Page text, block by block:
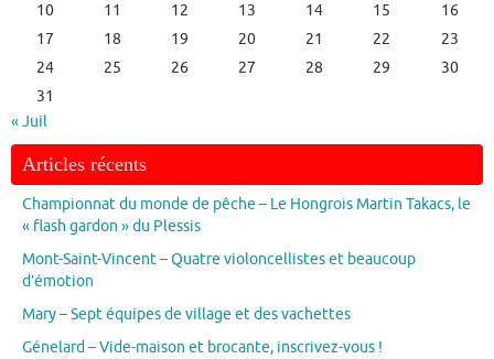
10
11 12 13 14 15
16
17
18 19 20 21 22
23
24
25 26 27 28 29
30
31
« Juil
Articles récents
Championnat du monde de pêche – Le Hongrois Martin Takacs, le
« flash gardon » du Plessis
Mont-Saint-Vincent – Quatre violoncellistes et beaucoup
d’émotion
Mary – Sept équipes de village et des vachettes
Génelard – Vide-maison et brocante, inscrivez-vous !